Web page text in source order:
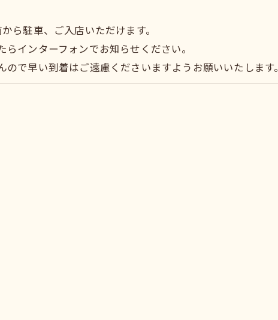
ら駐車、ご入店いただけます。
らインターフォンでお知らせください。
ので早い到着はご遠慮くださいますようお願いいたします